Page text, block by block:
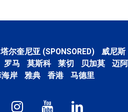
塔尔奎尼亚 (SPONSORED) 威尼斯
罗马 莫斯科 莱切 贝加莫 迈
海岸
雅典 香港 马德里